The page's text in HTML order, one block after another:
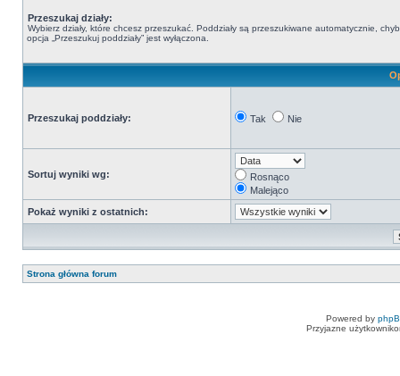
Przeszukaj działy:
Wybierz działy, które chcesz przeszukać. Poddziały są przeszukiwane automatycznie,
opcja „Przeszukuj poddziały” jest wyłączona.
Przeszukaj poddziały: Tak Nie
Sortuj wyniki wg:
Rosnąco
Malejąco
Pokaż wyniki z ostatnich:
Strona główna forum
Powered by
Przyjazne